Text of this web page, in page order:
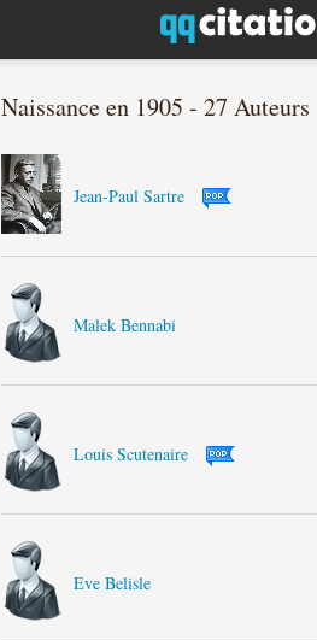
Naissance en 1905 - 27 Auteurs
Jean-Paul Sartre
Malek Bennabi
Louis Scutenaire
Eve Belisle